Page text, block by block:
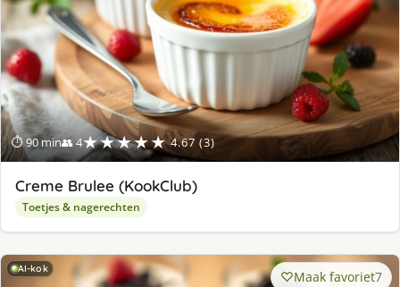
⏱ 90 min👥 4★★★★★ 4.67 (3)
Creme Brulee (KookClub)
Toetjes & nagerechten
AI-kok Maak favoriet7